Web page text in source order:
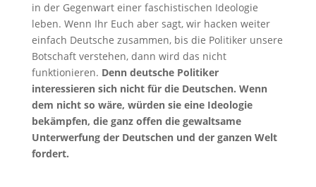
in der Gegenwart einer faschistischen Ideologie
leben. Wenn Ihr Euch aber sagt, wir hacken weiter
einfach Deutsche zusammen, bis die Politiker unsere
Botschaft verstehen, dann wird das nicht
funktionieren. Denn deutsche Politiker
interessieren sich nicht für die Deutschen. Wenn
dem nicht so wäre, würden sie eine Ideologie
bekämpfen, die ganz offen die gewaltsame
Unterwerfung der Deutschen und der ganzen Welt
fordert.